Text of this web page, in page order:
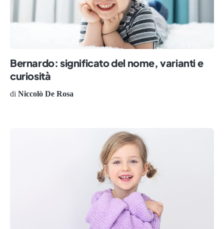
Bernardo: significato del nome, varianti e
curiosità
di Niccolò De Rosa